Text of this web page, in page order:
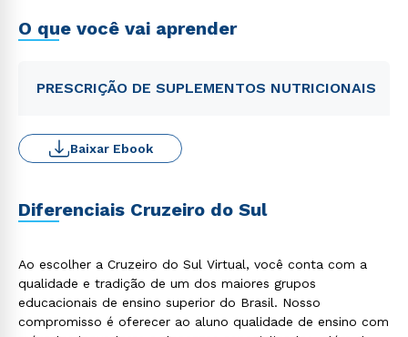
O que você vai aprender
PRESCRIÇÃO DE SUPLEMENTOS NUTRICIONAIS
Baixar Ebook
Diferenciais Cruzeiro do Sul
Ao escolher a Cruzeiro do Sul Virtual, você conta com a
qualidade e tradição de um dos maiores grupos
educacionais de ensino superior do Brasil. Nosso
compromisso é oferecer ao aluno qualidade de ensino com